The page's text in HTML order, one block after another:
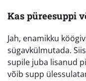
Kas püreesuppi
Jah, enamikku
sügavkülmutada.
supile juba lisanud
võib supp